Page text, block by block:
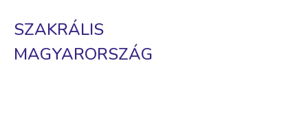
SZAKRÁLIS
MAGYARORSZÁG